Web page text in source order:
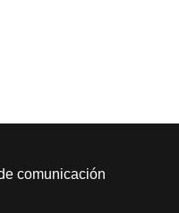
comunicación